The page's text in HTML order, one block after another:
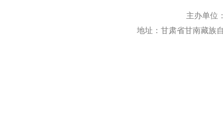
主办单位
地址：甘肃省甘南藏族